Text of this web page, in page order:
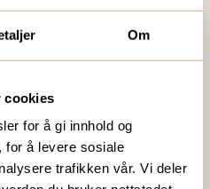
Om
cookies
for å gi innhold og
for å levere sosiale
trafikken vår. Vi deler
eller send en e-